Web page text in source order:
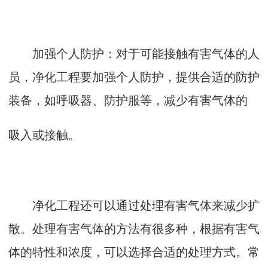
加强个人防护：对于可能接触有害气体的人
员，净化工程要加强个人防护，提供合适的防护
装备，如呼吸器、防护服等，减少有害气体的
吸入或接触。
净化工程还可以通过处理有害气体来减少扩
散。处理有害气体的方法有很多种，根据有害气
体的特性和浓度，可以选择合适的处理方式。常